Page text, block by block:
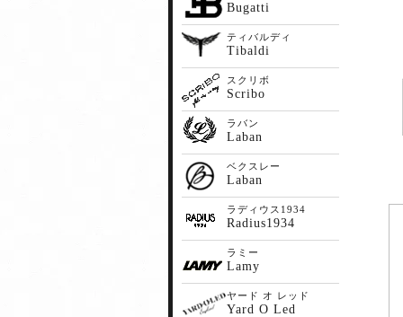
Bugatti
ティバルディ
Tibaldi
スクリボ
Scribo
ラバン
Laban
ベクスレー
Laban
ラディウス1934
Radius1934
ラミー
Lamy
ヤード オ レッド
Yard O Led